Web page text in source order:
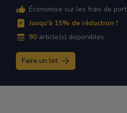
Économise sur les frais de port
Jusqu'à 15% de réduction !
90 article(s) disponibles
Faire un lot